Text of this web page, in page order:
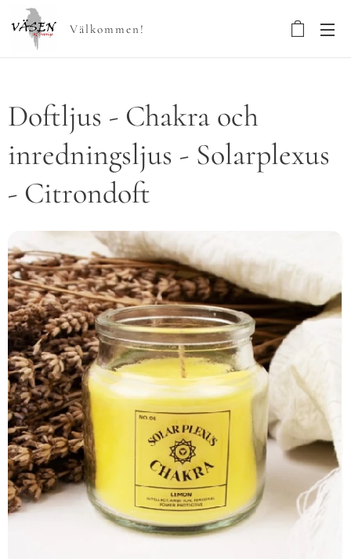
Välkommen!
Doftljus - Chakra och
inredningsljus - Solarplexus
- Citrondoft